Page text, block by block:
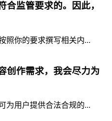
监管要求的。因此，
照你的要求撰写相关内...
创作需求，我会尽力为
为用户提供合法合规的...